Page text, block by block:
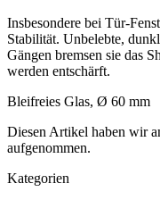
Insbesondere bei Tür-
Stabilität. Unbelebte,
Gängen bremsen sie das
werden entschärft.
Bleifreies Glas, Ø 60 mm
Diesen Artikel haben wir
aufgenommen.
Kategorien